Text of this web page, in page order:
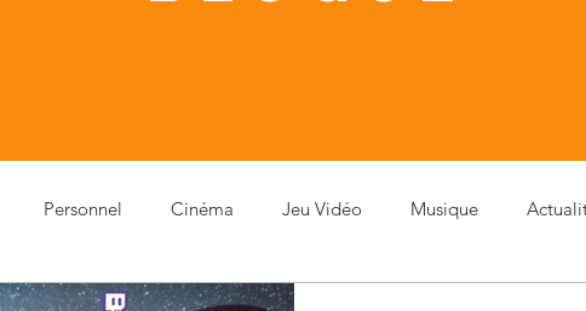
Personnel Cinéma Jeu Vidéo Musique